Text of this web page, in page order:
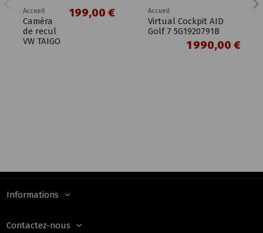
Accueil
Caméra
de recul
VW TAIGO
199,00 € Accueil
Virtual Cockpit AID
Golf 7 5G1920791B
1 990,00 €
Informations
Contactez-nous